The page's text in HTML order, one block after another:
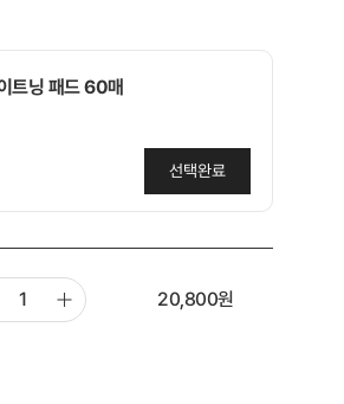
트닝 패드 60매
선택완료
드 10매 지퍼 휴대용
20,800원